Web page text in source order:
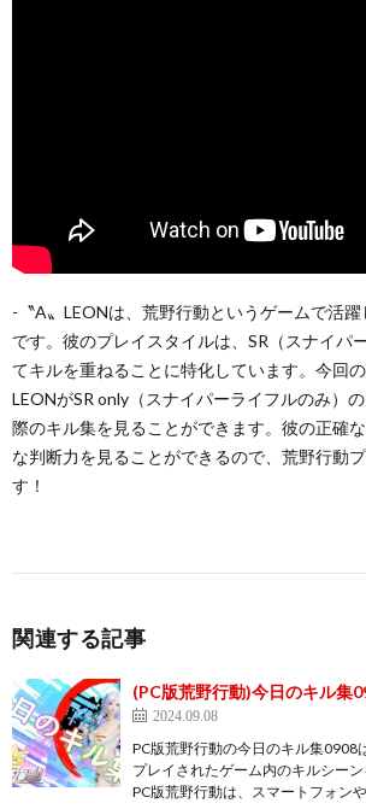
-〝A〟LEONは、荒野行動というゲームで活
です。彼のプレイスタイルは、SR（スナイパ
てキルを重ねることに特化しています。今回の
LEONがSR only（スナイパーライフルのみ）
際のキル集を見ることができます。彼の正確
な判断力を見ることができるので、荒野行動
す！
関連する記事
(PC版荒野行動)今日のキル集
2024.09.08
PC版荒野行動の今日のキル集0908
プレイされたゲーム内のキルシーン
PC版荒野行動は、スマートフォン